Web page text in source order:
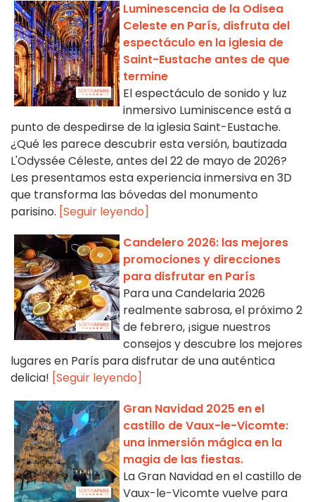
Luminescencia de la Odisea
Celeste en París, disfruta del
espectáculo en la iglesia de
Saint-Eustache antes de que
termine
El espectáculo de sonido y luz
inmersivo Luminiscence está a
punto de despedirse de la iglesia Saint-Eustache.
¿Qué les parece descubrir esta versión, bautizada
L'Odyssée Céleste, antes del 22 de mayo de 2026?
Les presentamos esta experiencia inmersiva en 3D
que transforma las bóvedas del monumento
parisino. [Seguir leyendo]
Candelero 2026: las mejores
promociones y direcciones
para disfrutar en París
Para una Candelaria 2026
realmente sabrosa, el próximo 2
de febrero, ¡sigue nuestros
consejos y descubre los mejores
lugares en París para disfrutar de una auténtica
delicia! [Seguir leyendo]
Gran Navidad 2025 en el
castillo de Vaux-le-Vicomte:
una inmersión mágica en la
magia de las fiestas.
La Gran Navidad en el castillo de
Vaux-le-Vicomte vuelve para